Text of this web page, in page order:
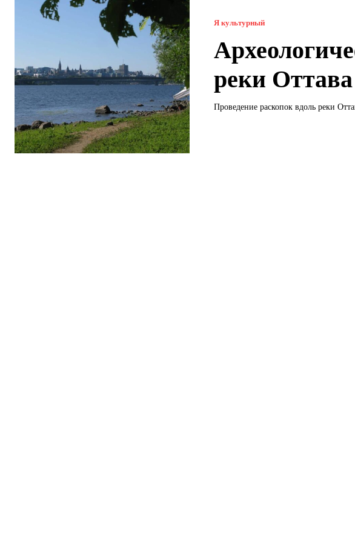
Я культурный
реки Оттава
Проведение раскопок вдоль реки